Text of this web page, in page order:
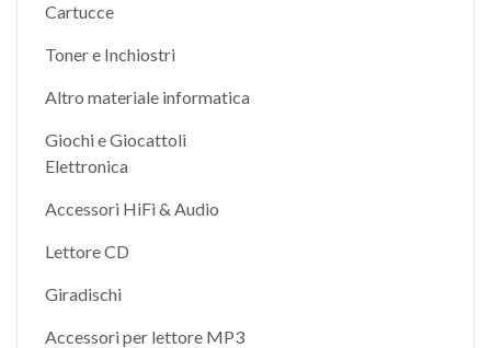
Cartucce
Toner e Inchiostri
Altro materiale informatica
Giochi e Giocattoli
Elettronica
Accessori HiFi & Audio
Lettore CD
Giradischi
Accessori per lettore MP3